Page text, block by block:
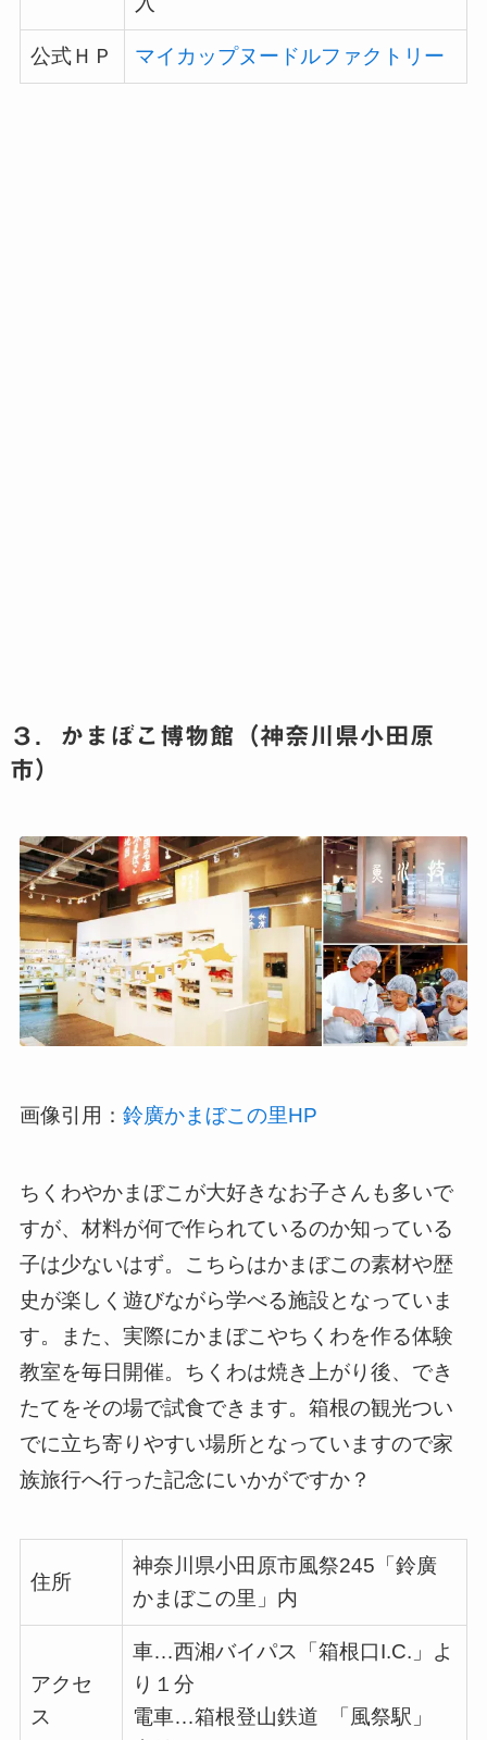
公式ＨＰ マイカップヌードルファクトリー
３．かまぼこ博物館（神奈川県小田原
市）
画像引用： 鈴廣かまぼこの里HP
ちくわやかまぼこが大好きなお子さんも多いで
すが、材料が何で作られているのか知っている
子は少ないはず。こちらはかまぼこの素材や歴
史が楽しく遊びながら学べる施設となっていま
す。また、実際にかまぼこやちくわを作る体験
教室を毎日開催。ちくわは焼き上がり後、でき
たてをその場で試食できます。箱根の観光つい
でに立ち寄りやすい場所となっていますので家
族旅行へ行った記念にいかがですか？
住所
神奈川県小田原市風祭245「鈴廣
かまぼこの里」内
アクセ
ス
車…西湘バイパス「箱根口I.C.」よ
り１分
電車…箱根登山鉄道 「風祭駅」